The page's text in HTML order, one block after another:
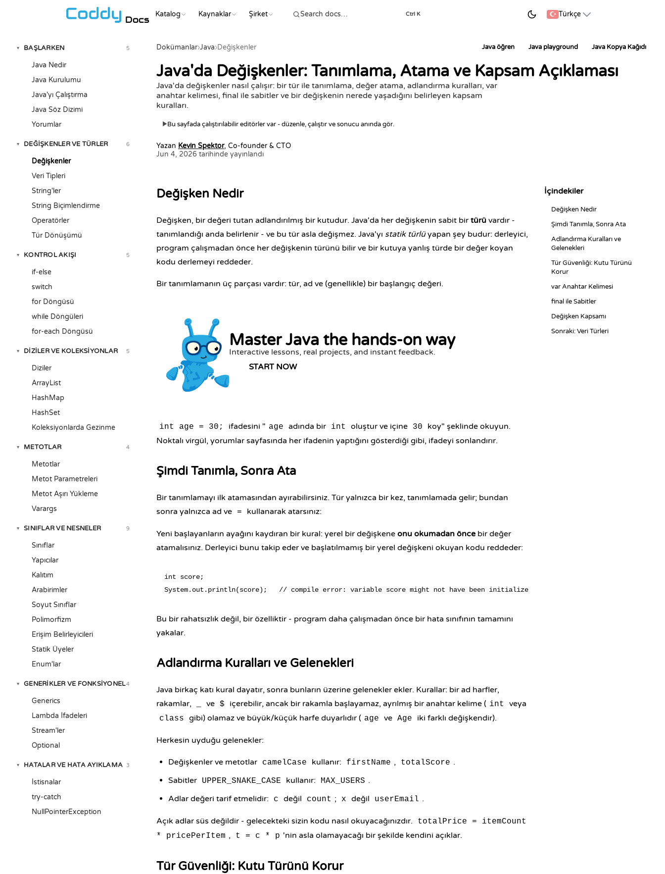
Docs Katalog Kaynaklar Şirket Ctrl K Türkçe
▾ BAŞLARKEN 5
Java Nedir
Java Kurulumu
Java'yı Çalıştırma
Java Söz Dizimi
Yorumlar
▾ DEĞIŞKENLER VE TÜRLER 6
Değişkenler
Veri Tipleri
String'ler
String Biçimlendirme
Operatörler
Tür Dönüşümü
▾ KONTROL AKIŞI 5
if-else
switch
for Döngüsü
while Döngüleri
for-each Döngüsü
▾ DIZILER VE KOLEKSIYONLAR 5
Diziler
ArrayList
HashMap
HashSet
Koleksiyonlarda Gezinme
▾ METOTLAR 4
Metotlar
Metot Parametreleri
Metot Aşırı Yükleme
Varargs
▾ SINIFLAR VE NESNELER 9
Sınıflar
Yapıcılar
Kalıtım
Arabirimler
Soyut Sınıflar
Polimorfizm
Erişim Belirleyicileri
Statik Üyeler
Enum'lar
▾ GENERIKLER VE FONKSIYONEL4
Generics
Lambda İfadeleri
Stream'ler
Optional
▾ HATALAR VE HATA AYIKLAMA 3
İstisnalar
try-catch
NullPointerException
Dokümanlar›Java›Değişkenler Java öğren Java playground Java Kopya Kağıdı
Java'da Değişkenler: Tanımlama, Atama ve Kapsam Açıklaması
Java'da değişkenler nasıl çalışır: bir tür ile tanımlama, değer atama, adlandırma kuralları, var
anahtar kelimesi, final ile sabitler ve bir değişkenin nerede yaşadığını belirleyen kapsam
kuralları.
▶Bu sayfada çalıştırılabilir editörler var - düzenle, çalıştır ve sonucu anında gör.
Yazan Kevin Spektor, Co-founder & CTO
Jun 4, 2026 tarihinde yayınlandı
Değişken Nedir
Değişken, bir değeri tutan adlandırılmış bir kutudur. Java'da her değişkenin sabit bir türü vardır -
tanımlandığı anda belirlenir - ve bu tür asla değişmez. Java'yı statik türlüyapan şey budur: derleyici,
program çalışmadan önce her değişkenin türünü bilir ve bir kutuya yanlış türde bir değer koyan
kodu derlemeyi reddeder.
Bir tanımlamanın üç parçası vardır: tür, ad ve (genellikle) bir başlangıç değeri.
Master Java the hands-on way
Interactive lessons, real projects, and instant feedback.
START NOW
int age = 30; ifadesini " age adında bir int oluştur ve içine 30
koy" şeklinde okuyun.
Noktalı virgül, yorumlar sayfasında her ifadenin yaptığını gösterdiği gibi, ifadeyi sonlandırır.
Şimdi Tanımla, Sonra Ata
Bir tanımlamayı ilk atamasından ayırabilirsiniz. Tür yalnızca bir kez, tanımlamada gelir; bundan
sonra yalnızca ad ve = kullanarak atarsınız:
Yeni başlayanların ayağını kaydıran bir kural: yerel bir değişkene onu okumadan önce bir değer
atamalısınız. Derleyici bunu takip eder ve başlatılmamış bir yerel değişkeni okuyan kodu reddeder:
int score;
Bu bir rahatsızlık değil, bir özelliktir - program daha çalışmadan önce bir hata sınıfının tamamını
yakalar.
Adlandırma Kuralları ve Gelenekleri
Java birkaç katı kural dayatır, sonra bunların üzerine gelenekler ekler. Kurallar: bir ad harfler,
rakamlar,
ve $ içerebilir, ancak bir rakamla başlayamaz, ayrılmış bir anahtar kelime ( int veya
class gibi) olamaz ve büyük/küçük harfe duyarlıdır ( age ve Age iki farklı değişkendir).
Herkesin uyduğu gelenekler:
Değişkenler ve metotlar camelCase kullanır: firstName , totalScore .
Sabitler
UPPER_SNAKE_CASE kullanır: MAX_USERS .
Adlar değeri tarif etmelidir:
c değil count ; x değil userEmail .
Açık adlar süs değildir - gelecekteki sizin kodu nasıl okuyacağınızdır.
totalPrice = itemCount
* pricePerItem , t = c * p 'nin asla olamayacağı bir şekilde kendini açıklar.
Tür Güvenliği: Kutu Türünü Korur
İçindekiler
Değişken Nedir
Şimdi Tanımla, Sonra Ata
Adlandırma Kuralları ve
Gelenekleri
Tür Güvenliği: Kutu Türünü
Korur
var Anahtar Kelimesi
final ile Sabitler
Değişken Kapsamı
Sonraki: Veri Türleri